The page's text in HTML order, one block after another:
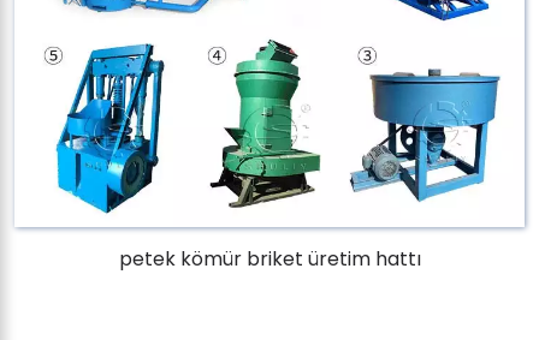
petek kömür briket üretim hattı